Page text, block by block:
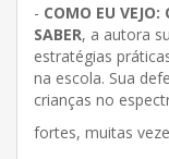
- COMO EU VEJO:
SABER, a autora
estratégias
na escola. Sua
crianças no
fortes, muitas